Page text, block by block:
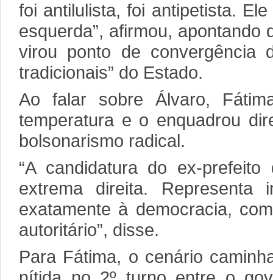
foi antilulista, foi antipetista.
esquerda”, afirmou, apontando
virou ponto de convergência
tradicionais” do Estado.
Ao falar sobre Álvaro,
temperatura e o enquadrou
bolsonarismo radical.
“A candidatura do ex-
extrema direita. Representa
exatamente à democracia,
autoritário”, disse.
Para Fátima, o cenário